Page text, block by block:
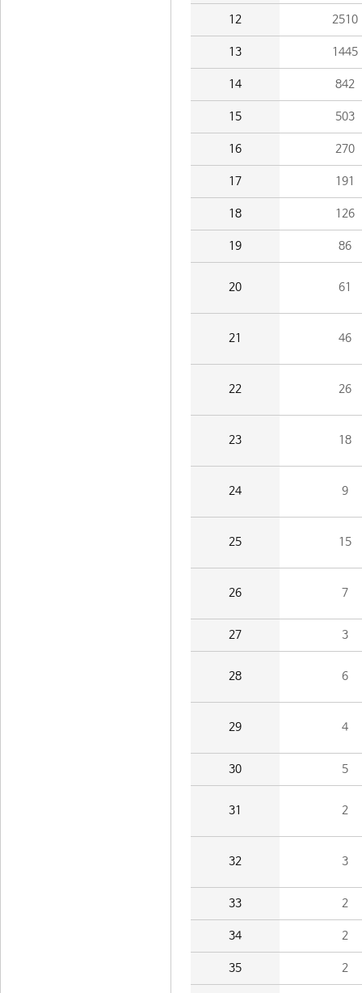
12 2510
13 1445
14 842
15 503
16 270
17 191
18 126
19 86
20 61
21 46
22 26
23 18
24 9
25 15
26 7
27 3
28 6
29 4
30 5
31 2
32 3
33 2
34 2
35 2